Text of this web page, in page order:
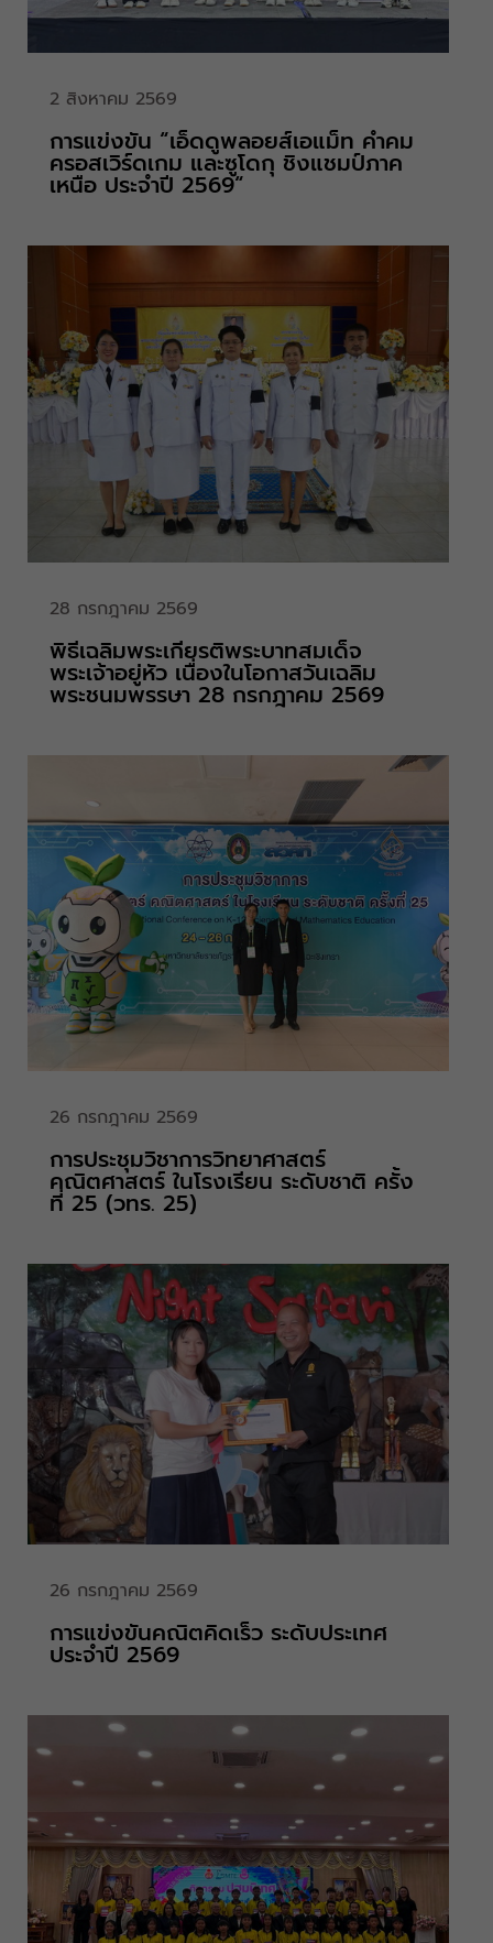
2 สิงหาคม 2569
การแข่งขัน “เอ็ดดูพลอยส์เอแม็ท คำคม
ครอสเวิร์ดเกม และซูโดกุ ชิงแชมป์ภาค
เหนือ ประจำปี 2569“
28 กรกฎาคม 2569
พิธีเฉลิมพระเกียรติพระบาทสมเด็จ
พระเจ้าอยู่หัว เนื่องในโอกาสวันเฉลิม
พระชนมพรรษา 28 กรกฎาคม 2569
26 กรกฎาคม 2569
การประชุมวิชาการวิทยาศาสตร์
คณิตศาสตร์ ในโรงเรียน ระดับชาติ ครั้ง
ที่ 25 (วทร. 25)
26 กรกฎาคม 2569
การแข่งขันคณิตคิดเร็ว ระดับประเทศ
ประจำปี 2569